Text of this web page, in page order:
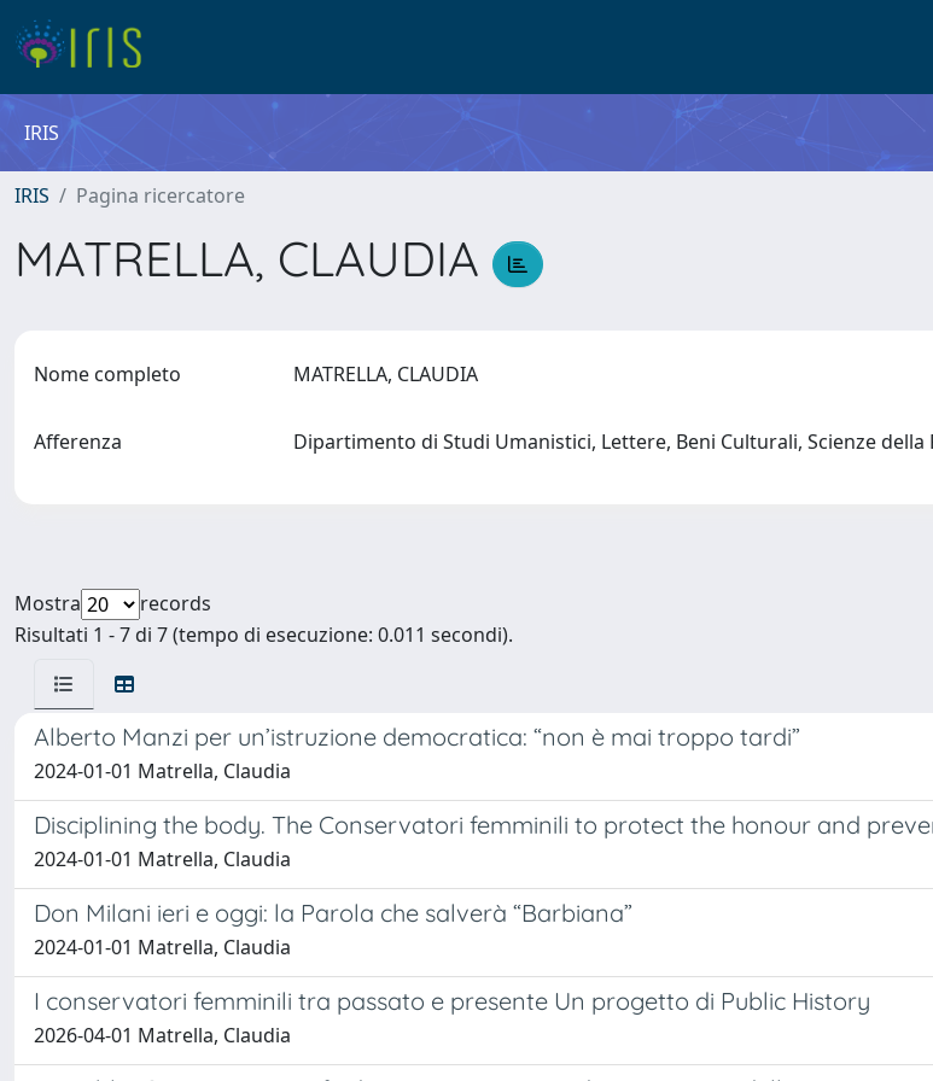
IRIS
IRIS Pagina ricercatore
MATRELLA, CLAUDIA
Nome completo MATRELLA, CLAUDIA
Afferenza Dipartimento di Studi Umanistici, Lettere, Beni Culturali, Scienze della
Mostra
records
Risultati 1 - 7 di 7 (tempo di esecuzione: 0.011 secondi).
Alberto Manzi per un’istruzione democratica: “non è mai troppo tardi”
2024-01-01 Matrella, Claudia
Disciplining the body. The Conservatori femminili to protect the honour and
2024-01-01 Matrella, Claudia
Don Milani ieri e oggi: la Parola che salverà “Barbiana”
2024-01-01 Matrella, Claudia
I conservatori femminili tra passato e presente Un progetto di Public History
2026-04-01 Matrella, Claudia